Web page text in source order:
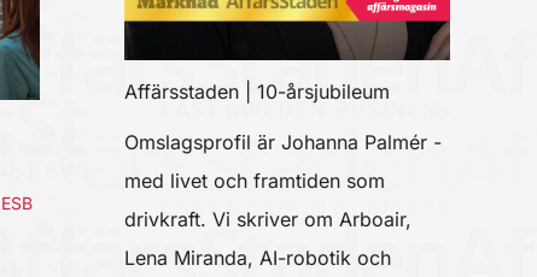
ESB
Affärsstaden | 10-årsjubileum
Omslagsprofil är Johanna Palmér -
med livet och framtiden som
drivkraft. Vi skriver om Arboair,
Lena Miranda, AI-robotik och